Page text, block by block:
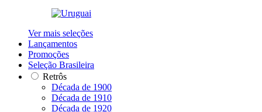
Ver mais seleções
Lançamentos
Promoções
Seleção Brasileira
Retrôs
Década de 1900
Década de 1910
Década de 1920